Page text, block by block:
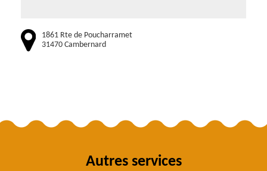
1861 Rte de Poucharramet
31470 Cambernard
Autres services